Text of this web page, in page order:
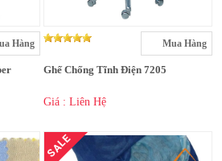
Hàng Mua Hàng
Ghế Chống Tĩnh Điện 7205
Giá : Liên Hệ
SALE